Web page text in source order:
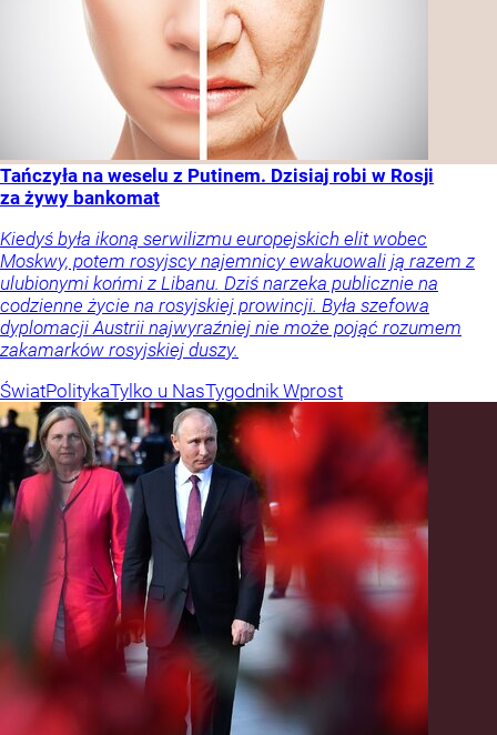
Tańczyła na weselu z Putinem. Dzisiaj robi w Rosji
za żywy bankomat
Kiedyś była ikoną serwilizmu europejskich elit wobec
Moskwy, potem rosyjscy najemnicy ewakuowali ją razem z
ulubionymi końmi z Libanu. Dziś narzeka publicznie na
codzienne życie na rosyjskiej prowincji. Była szefowa
dyplomacji Austrii najwyraźniej nie może pojąć rozumem
zakamarków rosyjskiej duszy.
ŚwiatPolitykaTylko u NasTygodnik Wprost